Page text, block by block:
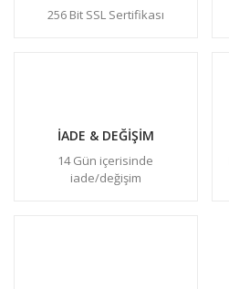
256 Bit SSL Sertifikası
İADE & DEĞİŞİM
14 Gün içerisinde
iade/değişim